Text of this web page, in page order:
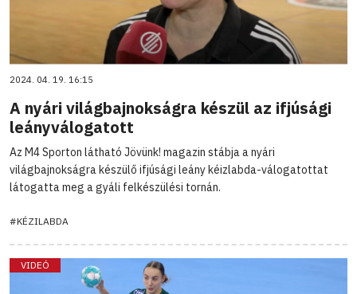
2024. 04. 19. 16:15
A nyári világbajnokságra készül az ifjúsági
leányválogatott
Az M4 Sporton látható Jövünk! magazin stábja a nyári
világbajnokságra készülő ifjúsági leány kéizlabda-válogatottat
látogatta meg a gyáli felkészülési tornán.
#KÉZILABDA
VIDEÓ